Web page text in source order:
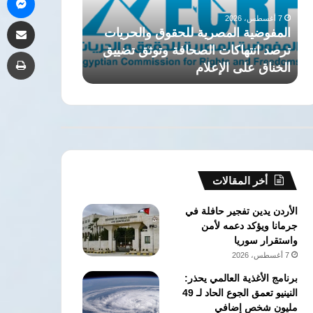
المصرية للحقوق والحريات
الصحافة وتوثق تضييق
الإعلام
الجيزة..
تفاصيل
قضية
فساد
اختلاس أموال التأمين
بمستشفى الجيزة..
كبرى
أخر المقالات
الأردن يدين تفجير حافلة في
جرمانا ويؤكد دعمه لأمن
واستقرار سوريا
7 أغسطس، 2026
برنامج الأغذية العالمي يحذر:
النينيو تعمق الجوع الحاد لـ 49
مليون شخص إضافي